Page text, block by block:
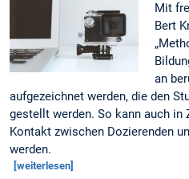
Mit
Bert
an
aufgezeichnet werden, die den
gestellt werden. So kann auch in
Kontakt zwischen Dozierenden
werden.
[weiterlesen]